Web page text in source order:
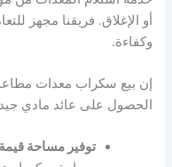
أو الإغلاق. فريقنا مجهز
وكفاءة.
إن بيع سكراب معدات
الحصول على عائد مادي
توفير مساحة